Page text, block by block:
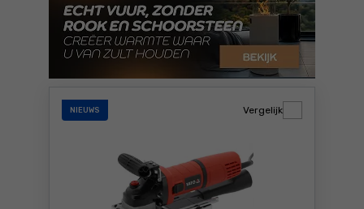
NIEUWS Vergelijk